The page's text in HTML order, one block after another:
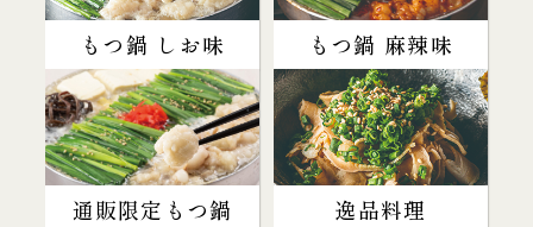
もつ鍋 しお味 もつ鍋 麻辣味
通販限定もつ鍋 逸品料理